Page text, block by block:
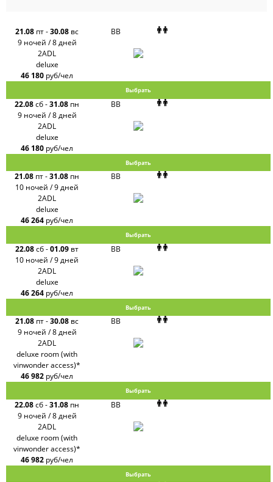
Alean
Sunmar
PlanTravel
FUN&SUN
ex TUI
Крымская
Волна
Russian
Интурист
Travelata
21.08 пт-30.08 вс
9 ночей / 8 дней
BB
2ADL
deluxe
46 180 руб/чел
Выбрать
22.08сб-31.08 пн
9 ночей / 8 дней
BB
2ADL
deluxe
46 180 руб/чел
Выбрать
21.08 пт-31.08 пн
10 ночей / 9 дней
BB
2ADL
deluxe
46 264 руб/чел
Выбрать
22.08сб-01.09 вт
10 ночей / 9 дней
BB
2ADL
deluxe
46 264 руб/чел
Выбрать
21.08 пт-30.08 вс
9 ночей / 8 дней
BB
2ADL
deluxe room (with
vinwonder access)*
46 982 руб/чел
Выбрать
22.08сб-31.08 пн
9 ночей / 8 дней
BB
2ADL
deluxe room (with
vinwonder access)*
46 982 руб/чел
Выбрать